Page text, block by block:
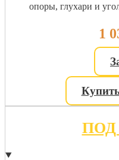
опоры, глухари и
1